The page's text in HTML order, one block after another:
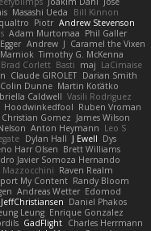
Masashi Ueda
Bill Kinnon
qualtro Piotr Andrew Stevenson
Adam Murtomaa Phil Galler
Andrew J Caramel the Vixen
Timothy G. McKenna
Brad Corlett Basti maj LaCimaise
Claude GIROLET Darian Smith
Colin Dunne Martin Koťátko
Caldwell Vasili Rodriguez
Hoodwinkedfool Ruben Vroman
Christian Gomez James Wilson
Anton Heymann Leo S
Dylan Hall J Ewell Dys
Harr Olsen Brett Williams
Javier Somoza Hernando
Raven Realm
My Content Randy Bloom
Andreas Wetter Edomod
JeffChristiansen Daniel Phakos
Leung Enrique Gonzalez
GadFlight Charles Herrmann